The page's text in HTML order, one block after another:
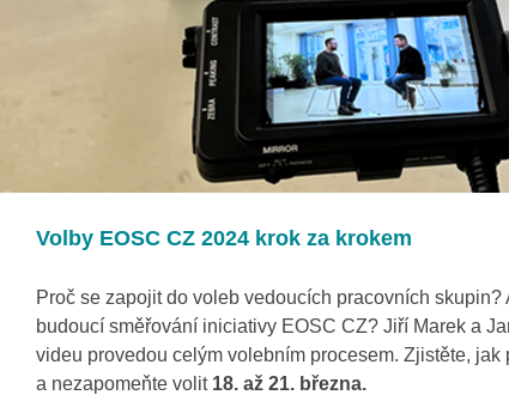
Volby EOSC CZ 2024 krok za krokem
Proč se zapojit do voleb vedoucích pracovních
budoucí směřování iniciativy EOSC CZ? Jiří Marek a
videu provedou celým volebním procesem. Zjistěte,
a nezapomeňte volit 18. až 21. března.